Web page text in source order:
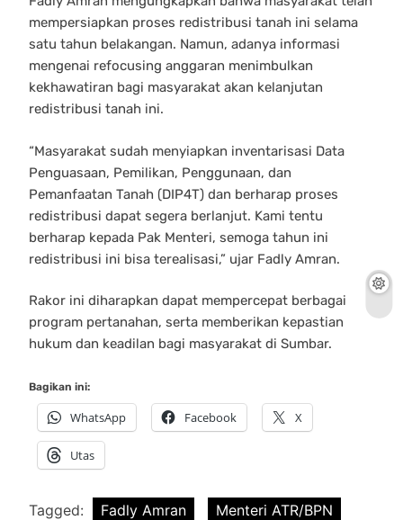
mempersiapkan proses redistribusi tanah ini selama
satu tahun belakangan. Namun, adanya informasi
mengenai refocusing anggaran menimbulkan
kekhawatiran bagi masyarakat akan kelanjutan
redistribusi tanah ini.
“Masyarakat sudah menyiapkan inventarisasi Data
Penguasaan, Pemilikan, Penggunaan, dan
Pemanfaatan Tanah (DIP4T) dan berharap proses
redistribusi dapat segera berlanjut. Kami tentu
berharap kepada Pak Menteri, semoga tahun ini
redistribusi ini bisa terealisasi,” ujar Fadly Amran.
Rakor ini diharapkan dapat mempercepat berbagai
program pertanahan, serta memberikan kepastian
hukum dan keadilan bagi masyarakat di Sumbar.
Bagikan ini:
WhatsApp Facebook X
Utas
Tagged: Fadly Amran
Menteri ATR/BPN